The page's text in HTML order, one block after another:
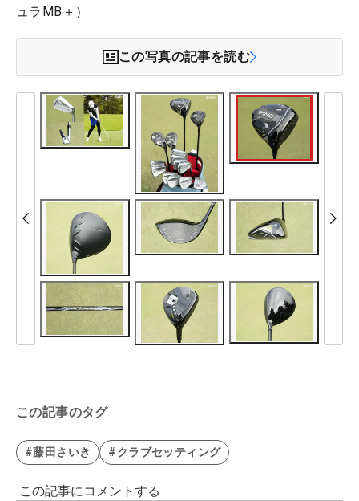
ュラMB＋）
この写真の記事を読む
この記事のタグ
#藤田さいき #クラブセッティング